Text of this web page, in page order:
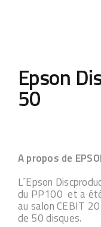
Epson
50
A propos de
L´Epson
du PP100 et a
au salon CEBIT
de 50 disques.